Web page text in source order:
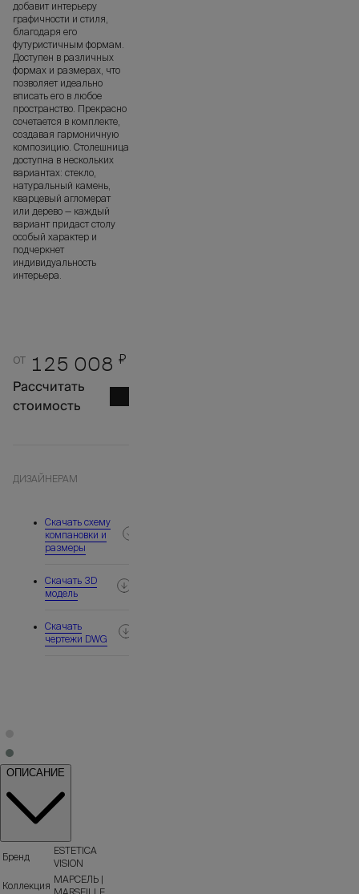
добавит интерьеру
графичности и стиля,
благодаря его
футуристичным формам.
Доступен в различных
формах и размерах, что
позволяет идеально
вписать его в любое
пространство. Прекрасно
сочетается в комплекте,
создавая гармоничную
композицию. Столешница
доступна в нескольких
вариантах: стекло,
натуральный камень,
кварцевый агломерат
или дерево — каждый
вариант придаст столу
особый характер и
подчеркнет
индивидуальность
интерьера.
от 125 008 ₽
Рассчитать
стоимость
ДИЗАЙНЕРАМ
Скачать схему
компановки и
размеры
Скачать 3D
модель
Скачать
чертежи DWG
ОПИСАНИЕ
Бренд
ESTETICA
VISION
Коллекция
МАРСЕЛЬ |